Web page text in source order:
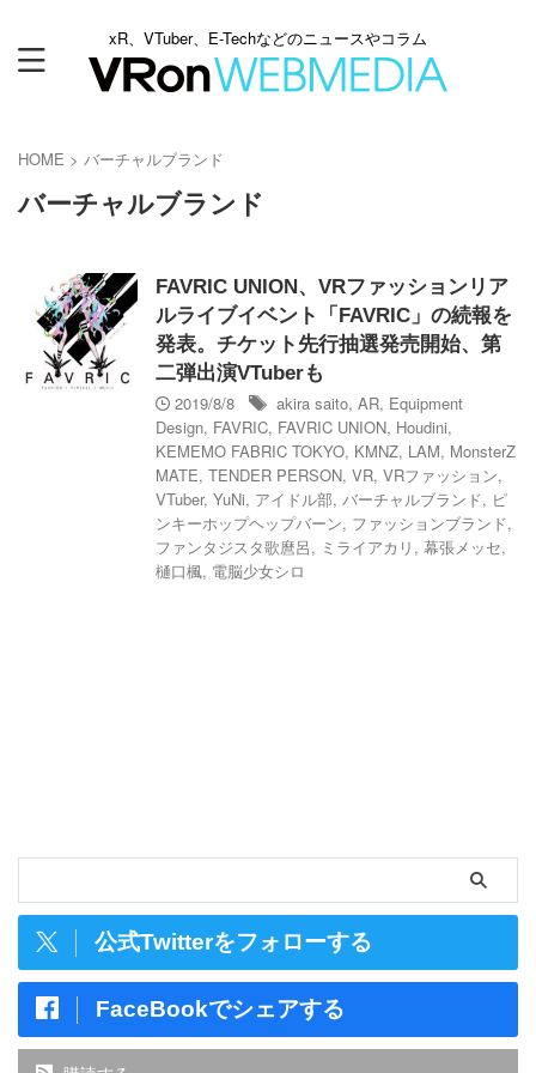
xR、VTuber、E-Techなどのニュースやコラム
HOME > バーチャルブランド
バーチャルブランド
FAVRIC UNION、VRファッションリア
ルライブイベント「FAVRIC」の続報を
発表。チケット先行抽選発売開始、第
二弾出演VTuberも
2019/8/8
akira saito, AR, Equipment
Design, FAVRIC, FAVRIC UNION, Houdini,
KEMEMO FABRIC TOKYO, KMNZ, LAM, MonsterZ
MATE, TENDER PERSON, VR, VRファッション,
VTuber, YuNi, アイドル部, バーチャルブランド, ピ
ンキーホップヘップバーン, ファッションブランド,
ファンタジスタ歌麿呂, ミライアカリ , 幕張メッセ,
樋口楓, 電脳少女シロ
公式Twitterをフォローする
FaceBookでシェアする